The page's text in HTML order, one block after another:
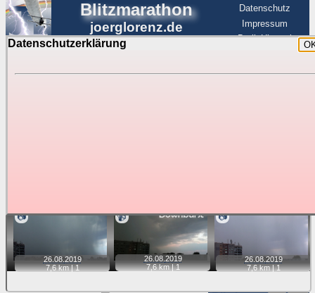
Datenschutzerklärung
Blitzmarathon
joerglorenz.de
Datenschutz
Impressum
BerlinHimmel
Blitzmarathon
Luftfahrt
📷
26.08. 2019
7,6 km |1
📹
26.08. 2019
7,6 km |1
📷
26.08.2019
7,6 km |1